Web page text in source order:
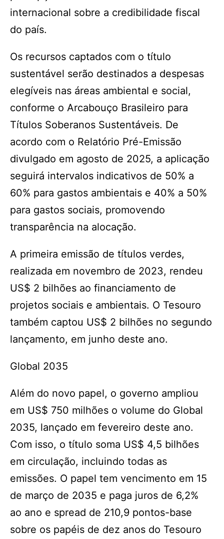
internacional sobre a credibilidade fiscal
do país.
Os recursos captados com o título
sustentável serão destinados a despesas
elegíveis nas áreas ambiental e social,
conforme o Arcabouço Brasileiro para
Títulos Soberanos Sustentáveis. De
acordo com o Relatório Pré-Emissão
divulgado em agosto de 2025, a aplicação
seguirá intervalos indicativos de 50% a
60% para gastos ambientais e 40% a 50%
para gastos sociais, promovendo
transparência na alocação.
A primeira emissão de títulos verdes,
realizada em novembro de 2023, rendeu
US$ 2 bilhões ao financiamento de
projetos sociais e ambientais. O Tesouro
também captou US$ 2 bilhões no segundo
lançamento, em junho deste ano.
Global 2035
Além do novo papel, o governo ampliou
em US$ 750 milhões o volume do Global
2035, lançado em fevereiro deste ano.
Com isso, o título soma US$ 4,5 bilhões
em circulação, incluindo todas as
emissões. O papel tem vencimento em 15
de março de 2035 e paga juros de 6,2%
ao ano e spread de 210,9 pontos-base
sobre os papéis de dez anos do Tesouro